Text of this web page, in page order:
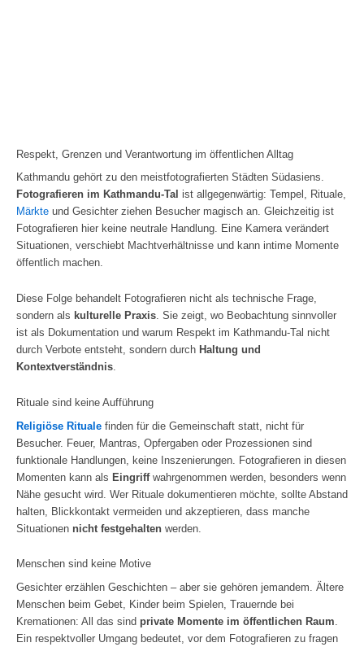
Respekt, Grenzen und Verantwortung im öffentlichen Alltag
Kathmandu gehört zu den meistfotografierten Städten Südasiens.
Fotografieren im Kathmandu-Tal ist allgegenwärtig: Tempel, Rituale,
Märkte und Gesichter ziehen Besucher magisch an. Gleichzeitig ist
Fotografieren hier keine neutrale Handlung. Eine Kamera verändert
Situationen, verschiebt Machtverhältnisse und kann intime Momente
öffentlich machen.
Diese Folge behandelt Fotografieren nicht als technische Frage,
sondern als kulturelle Praxis. Sie zeigt, wo Beobachtung sinnvoller
ist als Dokumentation und warum Respekt im Kathmandu‑Tal nicht
durch Verbote entsteht, sondern durch Haltung und
Kontextverständnis.
Rituale sind keine Aufführung
Religiöse Rituale finden für die Gemeinschaft statt, nicht für
Besucher. Feuer, Mantras, Opfergaben oder Prozessionen sind
funktionale Handlungen, keine Inszenierungen. Fotografieren in diesen
Momenten kann als Eingriffwahrgenommen werden, besonders wenn
Nähe gesucht wird. Wer Rituale dokumentieren möchte, sollte Abstand
halten, Blickkontakt vermeiden und akzeptieren, dass manche
Situationen nicht festgehalten werden.
Menschen sind keine Motive
Gesichter erzählen Geschichten – aber sie gehören jemandem. Ältere
Menschen beim Gebet, Kinder beim Spielen, Trauernde bei
Kremationen: All das sind private Momente im öffentlichen Raum.
Ein respektvoller Umgang bedeutet, vor dem Fotografieren zu fragen